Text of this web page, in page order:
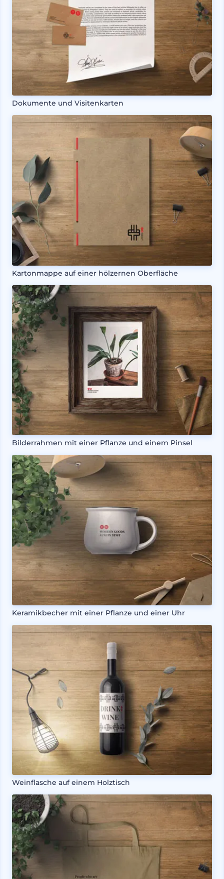
Dokumente und Visitenkarten
Kartonmappe auf einer hölzernen Oberfläche
Bilderrahmen mit einer Pflanze und einem Pinsel
Keramikbecher mit einer Pflanze und einer Uhr
Weinflasche auf einem Holztisch